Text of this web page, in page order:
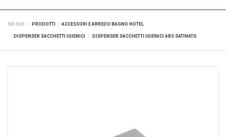
SEI QUI: PRODOTTI ACCESSORI E ARREDO BAGNO HOTEL
DISPENSER SACCHETTI IGIENICI DISPENSER SACCHETTI IGIENICI ABS SATINATO